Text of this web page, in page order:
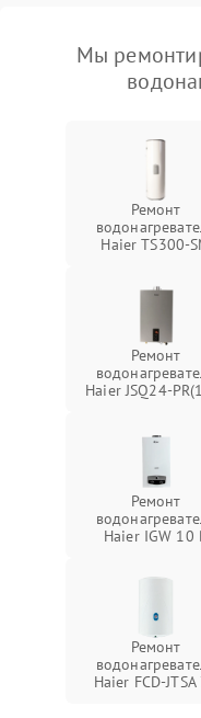
Мы
Ремонт
Haier TS300-
Ремонт
Haier JSQ24-
Ремонт
Haier IGW 10
Ремонт
Haier FCD-JTSA